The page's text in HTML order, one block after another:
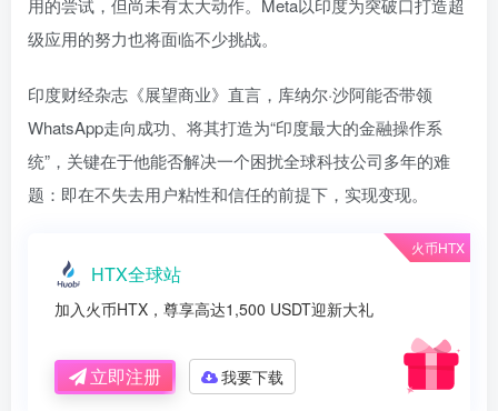
用的尝试，但尚未有太大动作。Meta以印度为突破口打造超
级应用的努力也将面临不少挑战。
印度财经杂志《展望商业》直言，库纳尔·沙阿能否带领
WhatsApp走向成功、将其打造为“印度最大的金融操作系
统”，关键在于他能否解决一个困扰全球科技公司多年的难
题：即在不失去用户粘性和信任的前提下，实现变现。
火币HTX
HTX全球站
加入火币HTX，尊享高达1,500 USDT迎新大礼
立即注册 我要下载